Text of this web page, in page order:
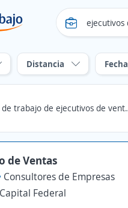
Distancia Fecha
de ejecutivos de ventas en Palermo, Capital Federal
de Ventas
Consultores de Empresas
Federal